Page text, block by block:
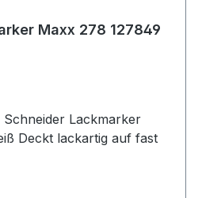
Maxx 278 127849
Schneider Lackmarker